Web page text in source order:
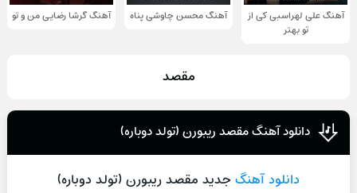
آهنگ علی لهراسبی کی از
تو ‌بهتر
آهنگ محسن چاوشی پناه آهنگ گرشا رضایی من و تو
مقصد
دانلود آهنگ مقصد ریبورن (تولد دوباره)
دانلود آهنگ جدید مقصد ریبورن (تولد دوباره)